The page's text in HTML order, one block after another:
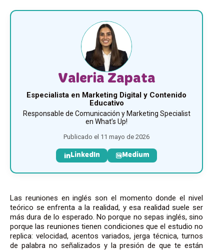
Valeria Zapata
Especialista en Marketing Digital y Contenido
Educativo
Responsable de Comunicación y Marketing Specialist
en What’s Up!
Publicado el 11 mayo de 2026
LinkedIn Medium
Las reuniones en inglés son el momento donde el nivel
teórico se enfrenta a la realidad, y esa realidad suele ser
más dura de lo esperado. No porque no sepas inglés, sino
porque las reuniones tienen condiciones que el estudio no
replica: velocidad, acentos variados, jerga técnica, turnos
de palabra no señalizados y la presión de que te están